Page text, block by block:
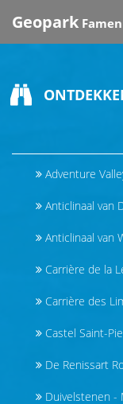
Geopark
Adventure
Anticlinaal van
Anticlinaal van
Carrière de la
Carrière des
Castel Saint-
De Renissart
Duivelstenen -